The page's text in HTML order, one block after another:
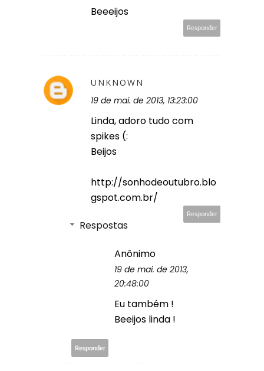
Beeeijos
Responder
UNKNOWN
19 de mai. de 2013, 13:23:00
Linda, adoro tudo com
spikes (:
Beijos
http://sonhodeoutubro.blo
gspot.com.br/
Responder
Respostas
Anônimo
19 de mai. de 2013,
20:48:00
Eu também !
Beeijos linda !
Responder